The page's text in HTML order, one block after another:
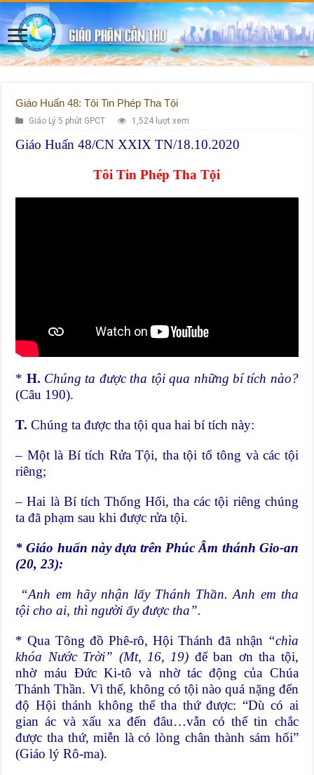
Giáo Huấn 48: Tôi Tin Phép Tha Tội
Giáo Lý 5 phút GPCT 1,524 lượt xem
Giáo Huấn 48/CN XXIX TN/18.10.2020
Tôi Tin Phép Tha Tội
* H. Chúng ta được tha tội qua những bí tích nào?
(Câu 190).
T. Chúng ta được tha tội qua hai bí tích này:
– Một là Bí tích Rửa Tội, tha tội tổ tông và các tội
riêng;
– Hai là Bí tích Thống Hối, tha các tội riêng chúng
ta đã phạm sau khi được rửa tội.
* Giáo huấn này dựa trên Phúc Âm thánh Gio-an
(20, 23):
“Anh em hãy nhận lấy Thánh Thần. Anh em tha
tội cho ai, thì người ấy được tha”.
* Qua Tông đồ Phê-rô, Hội Thánh đã nhận “chìa
khóa Nước Trời” (Mt, 16, 19) để ban ơn tha tội,
nhờ máu Đức Ki-tô và nhờ tác động của Chúa
Thánh Thần. Vì thế, không có tội nào quá nặng đến
độ Hội thánh không thể tha thứ được: “Dù có ai
gian ác và xấu xa đến đâu…vẫn có thể tin chắc
được tha thứ, miễn là có lòng chân thành sám hối”
(Giáo lý Rô-ma).